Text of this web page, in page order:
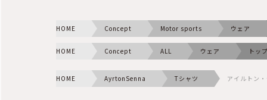
HOME Concept Motor sports ウェア
HOME Concept ALL ウェア トッ
HOME AyrtonSenna Tシャツ アイルトン